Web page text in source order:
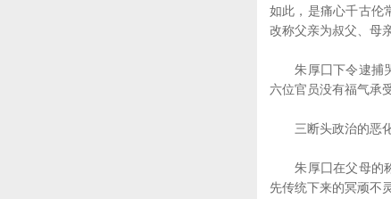
如此，是痛心千古伦
改称父亲为叔父、母
朱厚囗下令逮捕哭
六位官员没有福气承
三断头政治的恶
朱厚囗在父母的称
先传统下来的冥顽不灵